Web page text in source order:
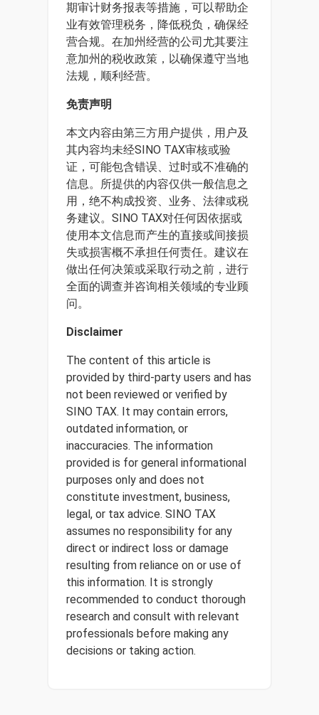
期审计财务报表等措施，可以帮助企
业有效管理税务，降低税负，确保经
营合规。在加州经营的公司尤其要注
意加州的税收政策，以确保遵守当地
法规，顺利经营。
免责声明
本文内容由第三方用户提供，用户及
其内容均未经SINO TAX审核或验
证，可能包含错误、过时或不准确的
信息。所提供的内容仅供一般信息之
用，绝不构成投资、业务、法律或税
务建议。SINO TAX对任何因依据或
使用本文信息而产生的直接或间接损
失或损害概不承担任何责任。建议在
做出任何决策或采取行动之前，进行
全面的调查并咨询相关领域的专业顾
问。
Disclaimer
The content of this article is
provided by third-party users and has
not been reviewed or verified by
SINO TAX. It may contain errors,
outdated information, or
inaccuracies. The information
provided is for general informational
purposes only and does not
constitute investment, business,
legal, or tax advice. SINO TAX
assumes no responsibility for any
direct or indirect loss or damage
resulting from reliance on or use of
this information. It is strongly
recommended to conduct thorough
research and consult with relevant
professionals before making any
decisions or taking action.